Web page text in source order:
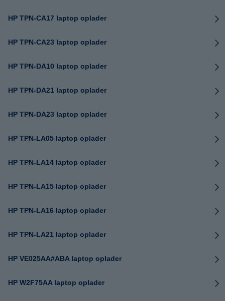
HP TPN-CA17 laptop oplader
HP TPN-CA23 laptop oplader
HP TPN-DA10 laptop oplader
HP TPN-DA21 laptop oplader
HP TPN-DA23 laptop oplader
HP TPN-LA05 laptop oplader
HP TPN-LA14 laptop oplader
HP TPN-LA15 laptop oplader
HP TPN-LA16 laptop oplader
HP TPN-LA21 laptop oplader
HP VE025AA#ABA laptop oplader
HP W2F75AA laptop oplader